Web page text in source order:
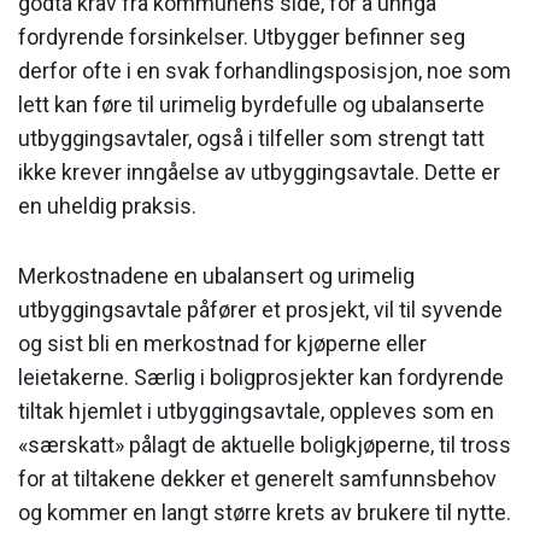
fordyrende forsinkelser. Utbygger befinner seg
derfor ofte i en svak forhandlingsposisjon, noe som
lett kan føre til urimelig byrdefulle og ubalanserte
utbyggingsavtaler, også i tilfeller som strengt tatt
ikke krever inngåelse av utbyggingsavtale. Dette er
en uheldig praksis.
Merkostnadene en ubalansert og urimelig
utbyggingsavtale påfører et prosjekt, vil til syvende
og sist bli en merkostnad for kjøperne eller
leietakerne. Særlig i boligprosjekter kan fordyrende
tiltak hjemlet i utbyggingsavtale, oppleves som en
«særskatt» pålagt de aktuelle boligkjøperne, til tross
for at tiltakene dekker et generelt samfunnsbehov
og kommer en langt større krets av brukere til nytte.